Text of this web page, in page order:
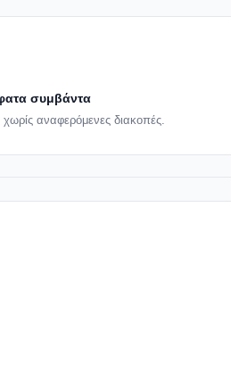
συμβάντα
αναφερόμενες διακοπές.